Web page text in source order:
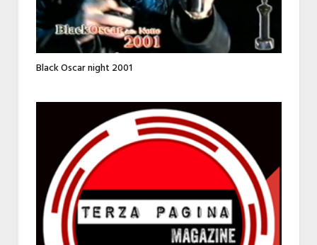
Black Oscar night 2001